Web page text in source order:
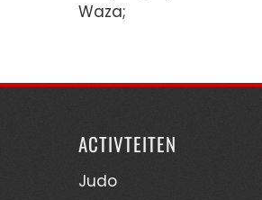
Waza;
ACTIVTEITEN
Judo